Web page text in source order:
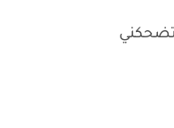
تضحكني